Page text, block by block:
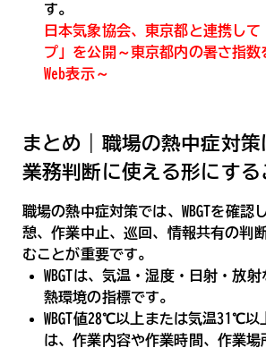
す。
日本気象協会、東京都と連携して
プ」を公開～東京都内の暑さ指数
Web表示～
まとめ｜職場の熱中症対策
業務判断に使える形にする
職場の熱中症対策では、WBGTを確認
憩、作業中止、巡回、情報共有の判
むことが重要です。
WBGTは、気温・湿度・日射・放
熱環境の指標です。
WBGT値28℃以上または気温31℃
は、作業内容や作業時間、作業